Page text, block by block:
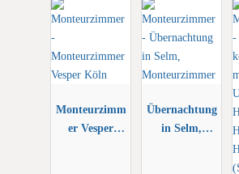
Monteurzimm
er Vesper
Übernachtung
in Selm,